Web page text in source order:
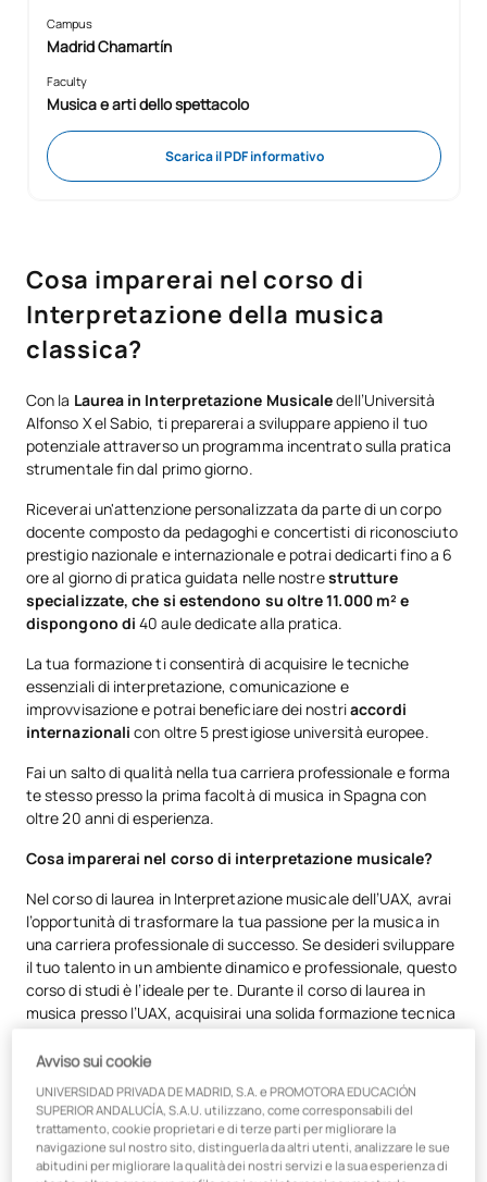
Campus
Madrid Chamartín
Faculty
Musica e arti dello spettacolo
Scarica il PDF informativo
Cosa imparerai nel corso di
Interpretazione della musica
classica?
Con la Laurea in Interpretazione Musicaledell’Università
Alfonso X el Sabio, ti preparerai a sviluppare appieno il tuo
potenziale attraverso un programma incentrato sulla pratica
strumentale fin dal primo giorno.
Riceverai un'attenzione personalizzata da parte di un corpo
docente composto da pedagoghi e concertisti di riconosciuto
prestigio nazionale e internazionale e potrai dedicarti fino a 6
ore al giorno di pratica guidata nelle nostrestrutture
specializzate, che si estendono su oltre 11.000 m² e
dispongono di40 aule dedicate alla pratica.
La tua formazione ti consentirà di acquisire le tecniche
essenziali di interpretazione, comunicazione e
improvvisazione e potrai beneficiare dei nostriaccordi
internazionalicon oltre 5 prestigiose università europee.
Fai un salto di qualità nella tua carriera professionale e forma
te stesso presso la prima facoltà di musica in Spagna con
oltre 20 anni di esperienza.
Cosa imparerai nel corso di interpretazione musicale?
Nel corso di laurea in Interpretazione musicale dell’UAX, avrai
l’opportunità di trasformare la tua passione per la musica in
una carriera professionale di successo. Se desideri sviluppare
il tuo talento in un ambiente dinamico e professionale, questo
corso di studi è l’ideale per te. Durante il corso di laurea in
musica presso l’UAX, acquisirai una solida formazione tecnica
dell’interpretazione musicale.
Tecnica strumentale e vocale avanzata
Linguaggio e teoria musicale
Interpretazione d’insieme
Avviso sui cookie
UNIVERSIDAD PRIVADA DE MADRID, S.A. e PROMOTORA EDUCACIÓN
SUPERIOR ANDALUCÍA, S.A.U. utilizzano, come corresponsabili del
trattamento, cookie proprietari e di terze parti per migliorare la
navigazione sul nostro sito, distinguerla da altri utenti, analizzare le sue
abitudini per migliorare la qualità dei nostri servizi e la sua esperienza di